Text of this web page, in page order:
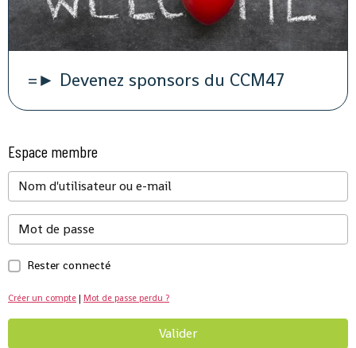
=► Devenez sponsors du CCM47
Espace membre
Rester connecté
Créer un compte | Mot de passe perdu ?
Valider